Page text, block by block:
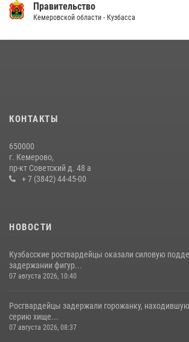
14 июля 2026, 08:52 1
20 июля 2026, 10:54
с покупками
20 июля 2026, 08:52
Правительство
Кемеровской области - Кузбасса
КОНТАКТЫ
650000
г. Кемерово,
пр-кт Советский д. 48 а
+ 7 (3842) 44-45-00
НОВОСТИ
Кузбасские росгвардейцы оказали силовую
задержании фигур...
07 августа 2026, 10:40
Росгвардейцы задержали горожанку,
серию хище...
07 августа 2026, 08:37